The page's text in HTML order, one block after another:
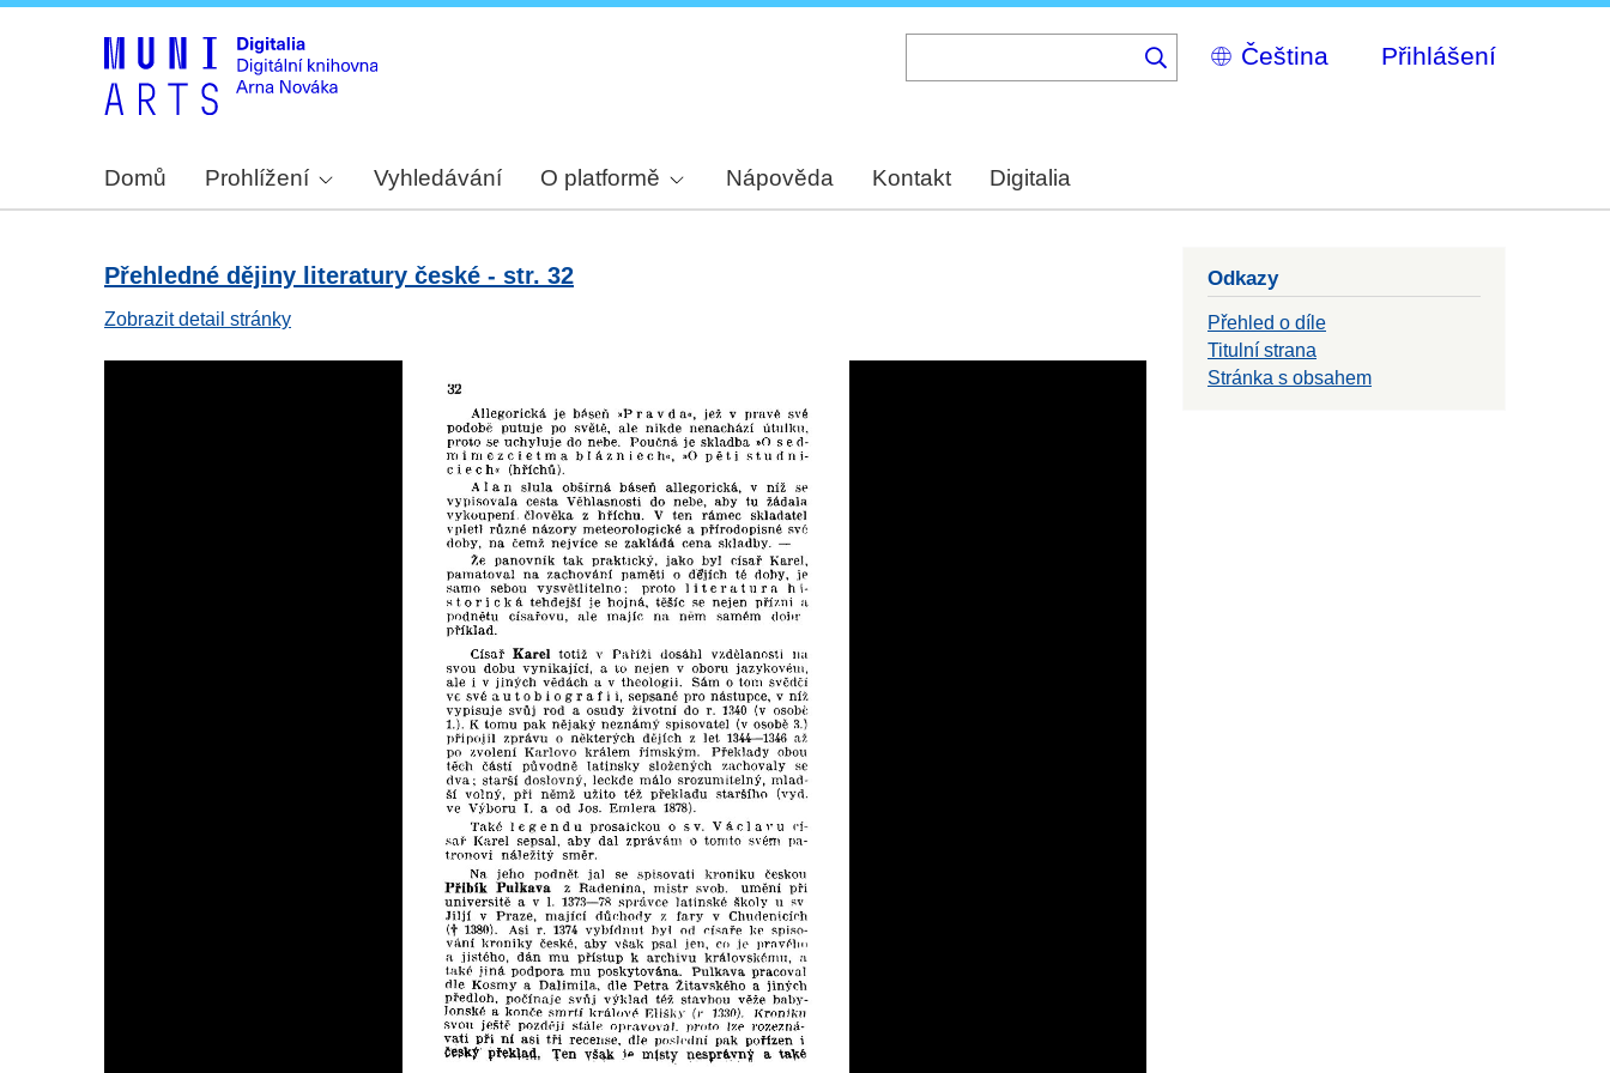
Select
your
Přihlášení
Domů Prohlížení Vyhledávání O platformě Nápověda Kontakt Digitalia
Přehledné dějiny literatury české - str. 32
Zobrazit detail stránky
Odkazy
Přehled o díle
Titulní strana
Stránka s obsahem